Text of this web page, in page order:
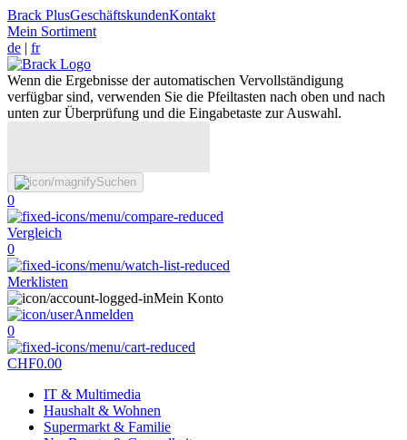
Brack PlusGeschäftskundenKontakt
Mein Sortiment
de | fr
Wenn die Ergebnisse der automatischen Vervollständigung
verfügbar sind, verwenden Sie die Pfeiltasten nach oben und nach
unten zur Überprüfung und die Eingabetaste zur Auswahl.
Suchen
0
Vergleich
0
Merklisten
Mein Konto
Anmelden
0
CHF0.00
IT & Multimedia
Haushalt & Wohnen
Supermarkt & Familie